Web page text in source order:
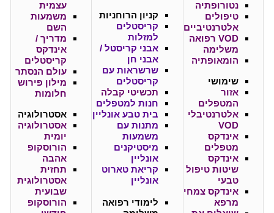
נטורופתיה
טיפולים
אלטרנטיביים
VOD רפואה
משלימה
הומאופתיה
שימושי
אזור
המטפלים
אלטרנטיבלי
VOD
אינדקס
מטפלים
אינדקס
שיטות טיפול
טבעי
אינדקס צמחי
מרפא
קניון הרוחניות
קריסטלים
למזלות
אבני קריסטל /
אבני חן
שרשראות עם
קריסטלים
תכשיטי קבלה
חנות למטפלים
בית טבע אונליין
מתנות עם
משמעות
מיסטיקנים
אונליין
קריאת טארוט
אונליין
לימודי רפואה
עצמית
משמעות
השם
מדריך /
אינדקס
קריסטלים
עולם הנסתר
מילון פירוש
חלומות
אסטרולוגיה
אסטרולוגיה
יומית
הורוסקופ
אהבה
תחזית
אסטרולוגית
שבועית
הורוסקופ